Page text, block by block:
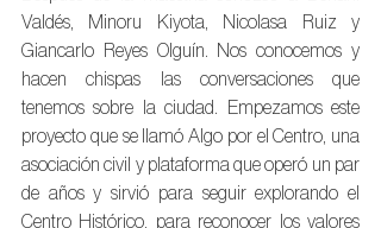
Valdés, Minoru Kiyota, Nicolasa Ruiz y
Giancarlo Reyes Olguín. Nos conocemos y
hacen chispas las conversaciones que
tenemos sobre la ciudad. Empezamos este
proyecto que se llamó Algo por el Centro, una
asociación civil y plataforma que operó un par
de años y sirvió para seguir explorando el
Centro Histórico, para reconocer los valores